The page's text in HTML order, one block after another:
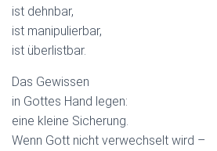
ist dehnbar,
ist manipulierbar,
ist überlistbar.
Das Gewissen
in Gottes Hand legen:
eine kleine Sicherung.
Wenn Gott nicht verwechselt wird –